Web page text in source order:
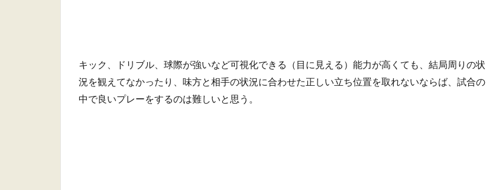
キック、ドリブル、球際が強いなど可視化できる（目に見える）能力が高くても、結局周りの状
況を観えてなかったり、味方と相手の状況に合わせた正しい立ち位置を取れないならば、試合の
中で良いプレーをするのは難しいと思う。